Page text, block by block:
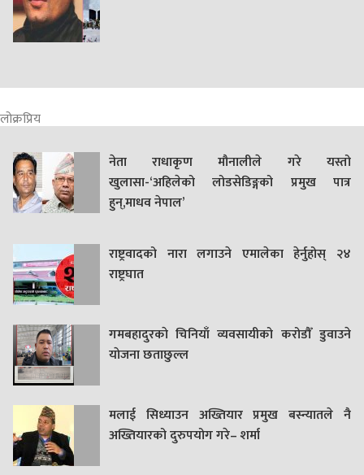
लोक्रप्रिय
नेता राधाकृण मौनालीले गरे यस्तो
खुलासा-‘अहिलेको लोडसेडिङ्गको प्रमुख पात्र
हुन्,माधव नेपाल’
राष्ट्रवादको नारा लगाउने एमालेका हेर्नुहोस् २४
राष्ट्रघात
गमबहादुरकाे चिनियाँ व्यवसायीको करोडौँ डुवाउने
याेजना छताछुल्ल
मलाई सिध्याउन अख्तियार प्रमुख बस्न्यातले नै
अख्तियारको दुरुपयोग गरे– शर्मा